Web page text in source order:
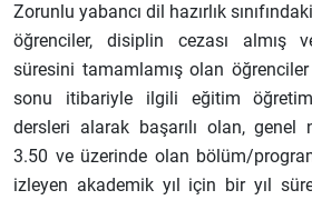
Zorunlu yabancı dil hazırlık
öğrenciler, disiplin cezası almış
süresini tamamlamış olan öğrenciler
sonu itibariyle ilgili eğitim
dersleri alarak başarılı olan, genel
3.50 ve üzerinde olan bölüm/
izleyen akademik yıl için bir yıl